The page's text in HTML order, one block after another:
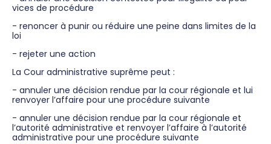
vices de procédure
- renoncer à punir ou réduire une peine dans limites de la
loi
- rejeter une action
La Cour administrative suprême peut :
- annuler une décision rendue par la cour régionale et lui
renvoyer l’affaire pour une procédure suivante
- annuler une décision rendue par la cour régionale et
l’autorité administrative et renvoyer l’affaire à l’autorité
administrative pour une procédure suivante